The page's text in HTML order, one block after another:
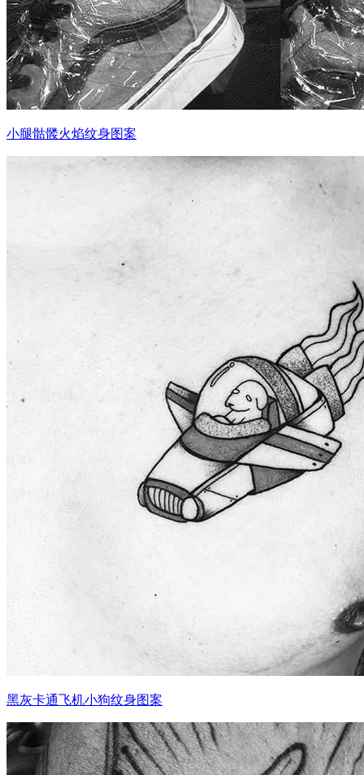
小腿骷髅火焰纹身图案
黑灰卡通飞机小狗纹身图案